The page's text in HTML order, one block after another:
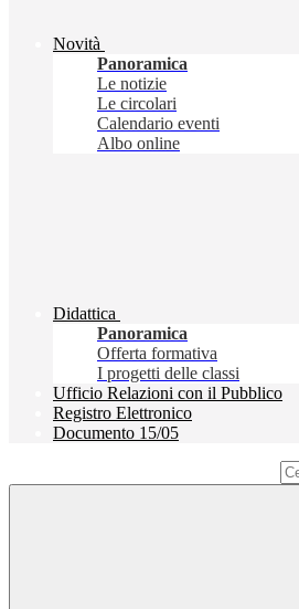
Novità
Panoramica
Le notizie
Le circolari
Calendario eventi
Albo online
Didattica
Panoramica
Offerta formativa
I progetti delle classi
Ufficio Relazioni con il Pubblico
Registro Elettronico
Documento 15/05